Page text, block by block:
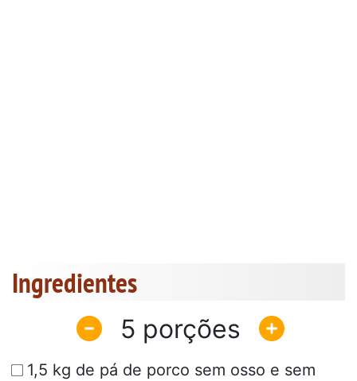
Ingredientes
5
1,5 kg de pá de porco sem osso e sem